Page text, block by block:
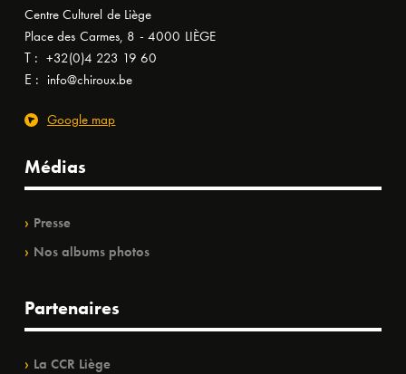
Centre Culturel de Liège
Place des Carmes, 8 - 4000 LIÈGE
T : +32(0)4 223 19 60
E : info@chiroux.be
Google map
Médias
Presse
Nos albums photos
Partenaires
La CCR Liège